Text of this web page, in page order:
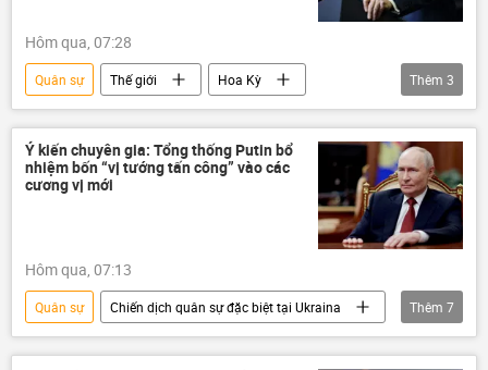
Hôm qua, 07:28
Quân sự Thế giới
Hoa Kỳ
Donald Trump
Châu Âu
Joe Biden
Thêm 3
Ý kiến chuyên gia: Tổng thống Putin bổ
nhiệm bốn “vị tướng tấn công” vào các
cương vị mới
Hôm qua, 07:13
Quân sự
Chiến dịch quân sự đặc biệt tại Ukraina
Thế giới
Vladimir Putin
Nga
Thêm 7